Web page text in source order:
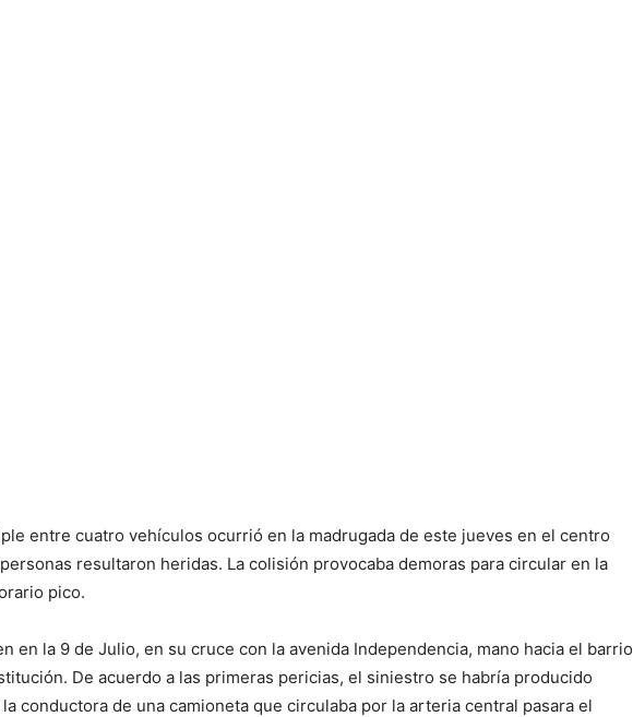
entre cuatro vehículos ocurrió en la madrugada de este jueves en el centro
resultaron heridas. La colisión provocaba demoras para circular en la
pico.
en la 9 de Julio, en su cruce con la avenida Independencia, mano hacia el barrio
De acuerdo a las primeras pericias, el siniestro se habría producido
conductora de una camioneta que circulaba por la arteria central pasara el